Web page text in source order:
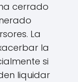
cerrado
La
la
si
liquidar